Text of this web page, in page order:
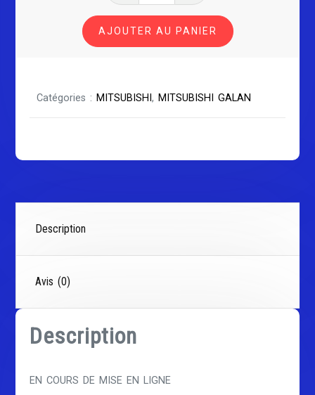
MITSUBISHI
GALANT
SÉRIE
AJOUTER AU PANIER
Catégories : MITSUBISHI, MITSUBISHI GALAN
Description
Avis (0)
Description
EN COURS DE MISE EN LIGNE